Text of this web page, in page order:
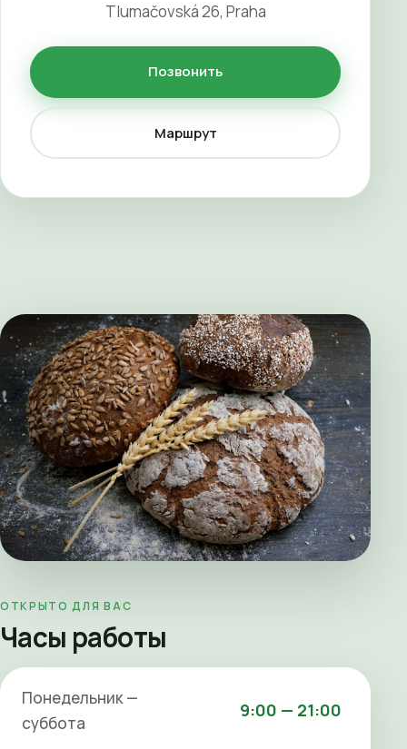
Tlumačovská 26, Praha
Позвонить
Маршрут
ОТКРЫТО ДЛЯ ВАС
Часы работы
Понедельник —
суббота
9:00 — 21:00